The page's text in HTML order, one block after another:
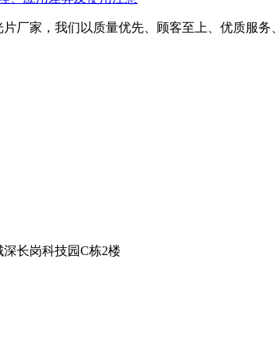
厂家，我们以质量优先、顾客至上、优质服
长岗科技园C栋2楼